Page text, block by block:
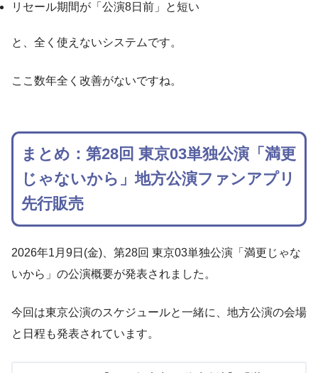
リセール期間が「公演8日前」と短い
と、全く使えないシステムです。
ここ数年全く改善がないですね。
まとめ：第28回 東京03単独公演「満更
じゃないから」地方公演ファンアプリ
先行販売
2026年1月9日(金)、第28回 東京03単独公演「満更じゃな
いから」の公演概要が発表されました。
今回は東京公演のスケジュールと一緒に、地方公演の会場
と日程も発表されています。